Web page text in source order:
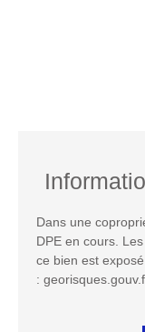
Dans une
DPE en cours.
ce bien est
: